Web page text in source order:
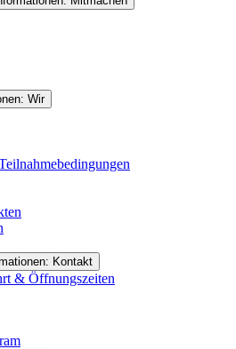
Wir
Kontakt
& Öffnungszeiten